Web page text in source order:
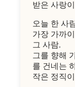
받은 사랑
오늘 한 사
가장 가까
그 사람.
그를 향해
를 건네는
작은 정직